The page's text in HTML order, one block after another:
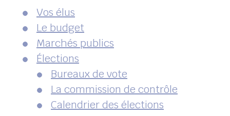
Vos élus
Le budget
Marchés publics
Élections
Bureaux de vote
La commission de contrôle
Calendrier des élections